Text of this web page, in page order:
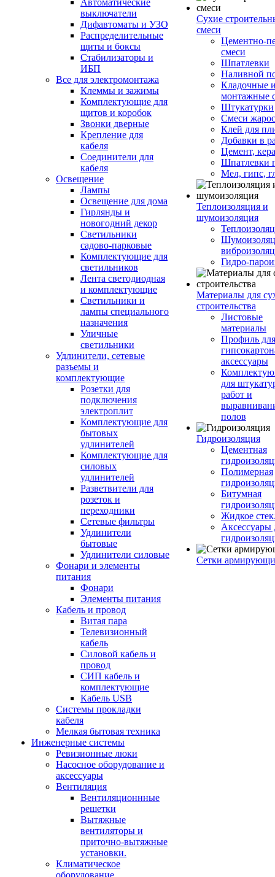
Автоматические
выключатели
Дифавтоматы и УЗО
Распределительные
щиты и боксы
Стабилизаторы и
ИБП
Все для электромонтажа
Клеммы и зажимы
Комплектующие для
щитов и коробок
Звонки дверные
Крепление для
кабеля
Соединители для
кабеля
Освещение
Лампы
Освещение для дома
Гирлянды и
новогодний декор
Светильники
садово-парковые
Комплектующие для
светильников
Лента светодиодная
и комплектующие
Светильники и
лампы специального
назначения
Уличные
светильники
Удлинители, сетевые
разъемы и
комплектующие
Розетки для
подключения
электроплит
Комплектующие для
бытовых
удлинителей
Комплектующие для
силовых
удлинителей
Разветвители для
розеток и
переходники
Сетевые фильтры
Удлинители
бытовые
Удлинители силовые
Фонари и элементы
питания
Фонари
Элементы питания
Кабель и провод
Витая пара
Телевизионный
кабель
Силовой кабель и
провод
СИП кабель и
комплектующие
Кабель USB
Системы прокладки
кабеля
Мелкая бытовая техника
Инженерные системы
Ревизионные люки
Насосное оборудование и
аксессуары
Вентиляция
Вентиляционнные
решетки
Вытяжные
вентиляторы и
приточно-вытяжные
установки.
Климатическое
оборудование
Сухие
смеси
Цементно-
смеси
Шпатлевки
Наливной
Кладочные
монтажные
Штукатурки
Смеси
Клей для
Добавки в
Цемент,
Шпатлевки
Мел, гипс,
Теплоизоляция и
шумоизоляция
Гидро-
Материалы для
строительства
Листовые
материалы
Профиль для
аксессуары
для
работ и
полов
Гидроизоляция
Цементная
Полимерная
Битумная
Жидкое
Аксессуары
Сетки